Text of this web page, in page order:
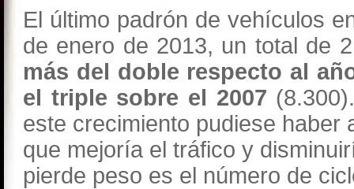
El último padrón de vehículos
de enero de 2013, un total de
más del doble respecto al
el triple sobre el 2007
este crecimiento pudiese haber
que mejoría el tráfico y
pierde peso es el número de